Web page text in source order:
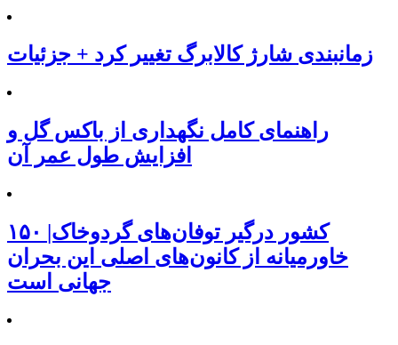
زمانبندی شارژ کالابرگ تغییر کرد + جزئیات
راهنمای کامل نگهداری از باکس گل و
افزایش طول عمر آن
۱۵۰ کشور درگیر توفان‌های گردوخاک|
خاورمیانه از کانون‌های اصلی این بحران
جهانی است